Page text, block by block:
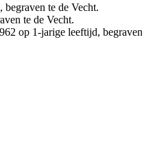
te de Vecht.
te de Vecht.
op 1-jarige leeftijd,